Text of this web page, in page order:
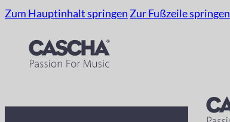
Zum Hauptinhalt springen Zur Fußzeile springen